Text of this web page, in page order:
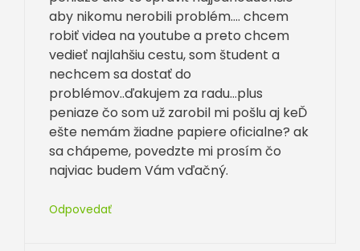
aby nikomu nerobili problém…. chcem
robiť videa na youtube a preto chcem
vedieť najlahšiu cestu, som študent a
nechcem sa dostať do
problémov..ďakujem za radu…plus
peniaze čo som už zarobil mi pošlu aj keĎ
ešte nemám žiadne papiere oficialne? ak
sa chápeme, povedzte mi prosím čo
najviac budem Vám vďačný.
Odpovedať